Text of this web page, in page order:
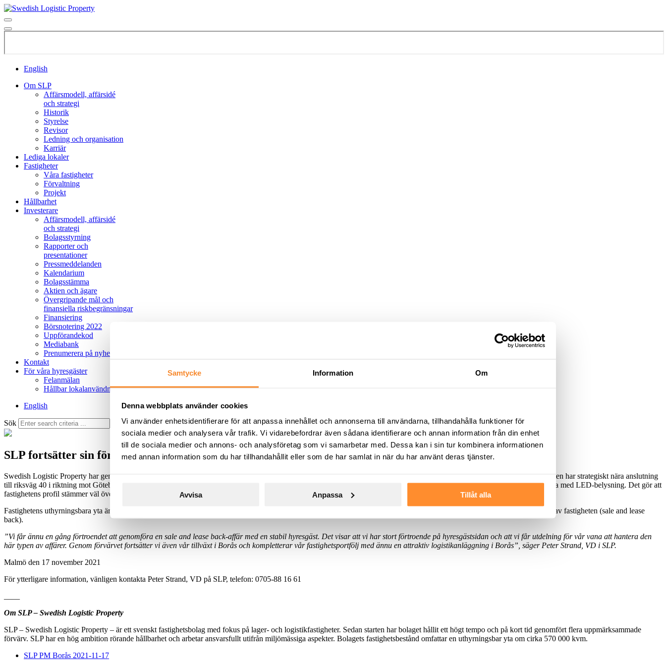
Samtycke Information Om
Denna webbplats använder cookies
Vi använder enhetsidentifierare för att anpassa innehållet och annonserna till användarna, tillhandahålla funktioner för
sociala medier och analysera vår trafik. Vi vidarebefordrar även sådana identifierare och annan information från din enhet
till de sociala medier och annons- och analysföretag som vi samarbetar med. Dessa kan i sin tur kombinera informationen
med annan information som du har tillhandahållit eller som de har samlat in när du har använt deras tjänster.
Avvisa Anpassa Tillåt alla
English
Om SLP
Affärsmodell, affärsidé
och strategi
Historik
Styrelse
Revisor
Ledning och organisation
Karriär
Lediga lokaler
Fastigheter
Våra fastigheter
Förvaltning
Projekt
Hållbarhet
Investerare
Affärsmodell, affärsidé
och strategi
Bolagsstyrning
Rapporter och
presentationer
Pressmeddelanden
Kalendarium
Bolagsstämma
Aktien och ägare
Övergripande mål och
finansiella riskbegränsningar
Finansiering
Börsnotering 2022
Uppförandekod
Mediabank
Prenumerera på nyheter
Kontakt
För våra hyresgäster
Felanmälan
Hållbar lokalanvändning
English
Sök Avbryt Sök
SLP fortsätter sin förvärvsresa – köper sin tredje logistikfastighet i Borås
Swedish Logistic Property har genom en bolagsaffär förvärvat och tillträtt ännu en stor modern logistikfastighet i Borås. Det blir bolagets tredje affär i Borås på kort tid. Fastigheten har strategiskt nära anslutning
till riksväg 40 i riktning mot Göteborg. Byggnaden är utrustad med modern teknik och den får del av sin energiförsörjning från solceller inom fastigheten. Lagerytorna är försedda med LED-belysning. Det gör att
fastighetens profil stämmer väl överens med SLP:s långsiktiga hållbarhetsmål.
Fastighetens uthyrningsbara yta är cirka 9 000 kvm. I samband med förvärvet ingås ett 12-årigt hyresavtal med Västsvensk Byggskruv, som ingår i samma koncern som säljaren av fastigheten (sale and lease
back).
”Vi får ännu en gång förtroendet att genomföra en sale and lease back-affär med en stabil hyresgäst. Det visar att vi har stort förtroende på hyresgästsidan och att vi får utdelning för vår vana att hantera den
här typen av affärer. Genom förvärvet fortsätter vi även vår tillväxt i Borås och kompletterar vår fastighetsportfölj med ännu en attraktiv logistikanläggning i Borås”, säger Peter Strand, VD i SLP.
Malmö den 17 november 2021
För ytterligare information, vänligen kontakta Peter Strand, VD på SLP, telefon: 0705-88 16 61
Om SLP – Swedish Logistic Property
SLP – Swedish Logistic Property – är ett svenskt fastighetsbolag med fokus på lager- och logistikfastigheter. Sedan starten har bolaget hållit ett högt tempo och på kort tid genomfört flera uppmärksammade
förvärv. SLP har en hög ambition rörande hållbarhet och arbetar ansvarsfullt utifrån miljömässiga aspekter. Bolagets fastighetsbestånd omfattar en uthyrningsbar yta om cirka 570 000 kvm.
SLP PM Borås 2021-11-17